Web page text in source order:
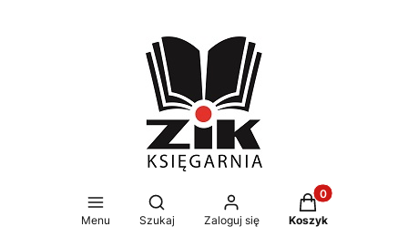
Menu
Otwórz wyszukiwarkę
Szukaj Zaloguj się
Produkty w
Koszyk